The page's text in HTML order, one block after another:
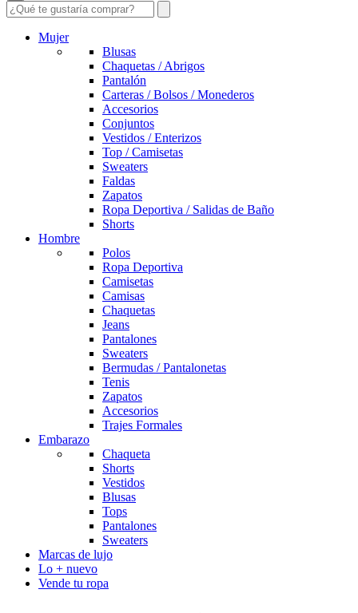
Mujer
Blusas
Chaquetas / Abrigos
Pantalón
Carteras / Bolsos / Monederos
Accesorios
Conjuntos
Vestidos / Enterizos
Top / Camisetas
Sweaters
Faldas
Zapatos
Ropa Deportiva / Salidas de Baño
Shorts
Hombre
Polos
Ropa Deportiva
Camisetas
Camisas
Chaquetas
Jeans
Pantalones
Sweaters
Bermudas / Pantalonetas
Tenis
Zapatos
Accesorios
Trajes Formales
Embarazo
Chaqueta
Shorts
Vestidos
Blusas
Tops
Pantalones
Sweaters
Marcas de lujo
Lo + nuevo
Vende tu ropa